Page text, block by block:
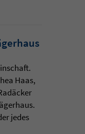
Haas,
jedes